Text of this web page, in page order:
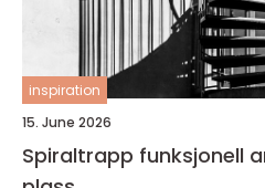
inspiration
15. June 2026
Spiraltrapp funksjonell arkitektur på liten